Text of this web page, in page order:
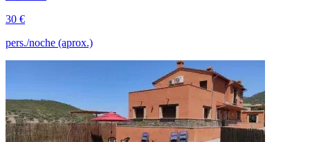
30 €
pers./noche (aprox.)